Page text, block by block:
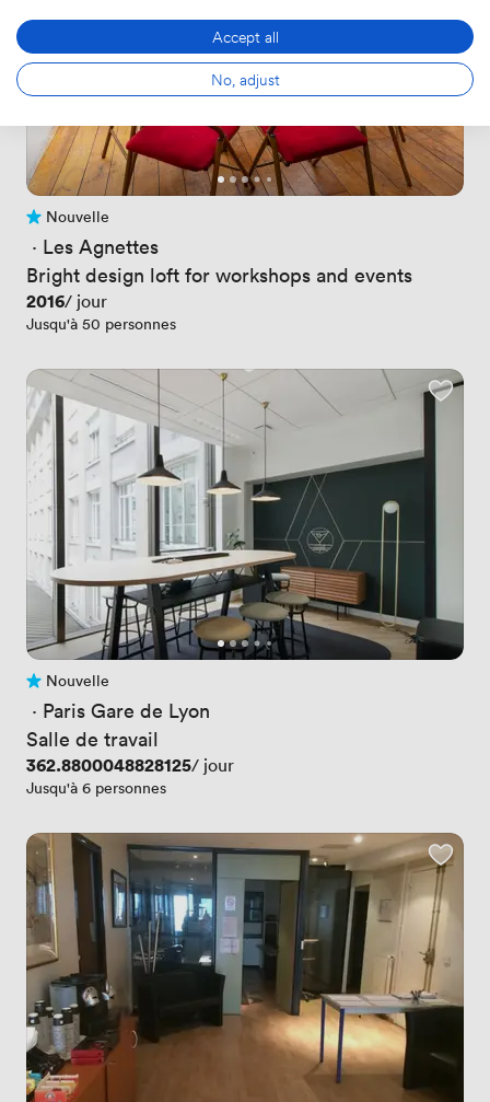
Pas encore d'avis
Nouvelle
· Les Agnettes
Bright design loft for workshops and events
Prix
2016/ jour
Jusqu'à 50 personnes
Pas encore d'avis
Nouvelle
· Paris Gare de Lyon
Salle de travail
Prix
362.8800048828125/ jour
Jusqu'à 6 personnes
Accept all
No, adjust